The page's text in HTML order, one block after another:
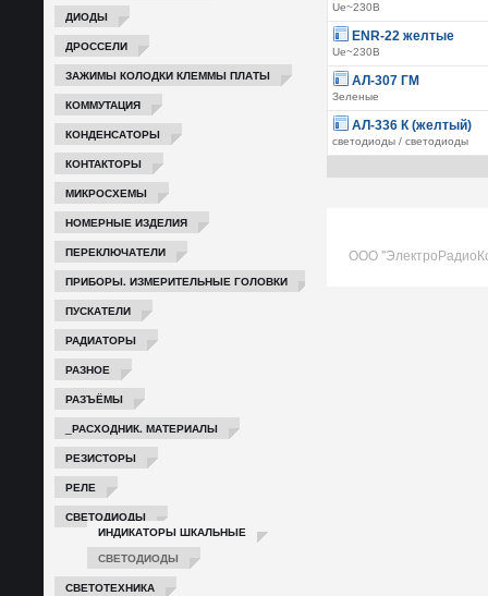
ДИОДЫ
ДРОССЕЛИ
ЗАЖИМЫ КОЛОДКИ КЛЕММЫ ПЛАТЫ
КОММУТАЦИЯ
КОНДЕНСАТОРЫ
КОНТАКТОРЫ
МИКРОСХЕМЫ
НОМЕРНЫЕ ИЗДЕЛИЯ
ПЕРЕКЛЮЧАТЕЛИ
ПРИБОРЫ. ИЗМЕРИТЕЛЬНЫЕ ГОЛОВКИ
ПУСКАТЕЛИ
РАДИАТОРЫ
РАЗНОЕ
РАЗЪЁМЫ
_РАСХОДНИК. МАТЕРИАЛЫ
РЕЗИСТОРЫ
РЕЛЕ
СВЕТОДИОДЫ
ИНДИКАТОРЫ ШКАЛЬНЫЕ
СВЕТОДИОДЫ
СВЕТОТЕХНИКА
Ue~230В
ENR-22 желтые
Ue~230В
АЛ-307 ГМ
Зеленые
АЛ-336 К (желтый)
светодиоды / светодиоды
ООО